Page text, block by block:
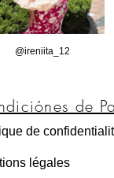
@ireniita_12
de
de
légales